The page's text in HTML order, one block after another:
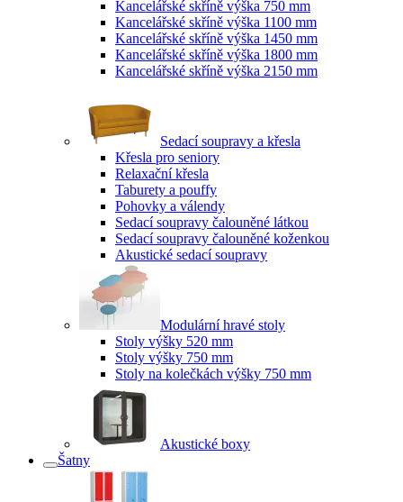
Kancelářské skříně výška 750 mm
Kancelářské skříně výška 1100 mm
Kancelářské skříně výška 1450 mm
Kancelářské skříně výška 1800 mm
Kancelářské skříně výška 2150 mm
Sedací soupravy a křesla
Křesla pro seniory
Relaxační křesla
Taburety a pouffy
Pohovky a válendy
Sedací soupravy čalouněné látkou
Sedací soupravy čalouněné koženkou
Akustické sedací soupravy
Modulární hravé stoly
Stoly výšky 520 mm
Stoly výšky 750 mm
Stoly na kolečkách výšky 750 mm
Akustické boxy
Šatny